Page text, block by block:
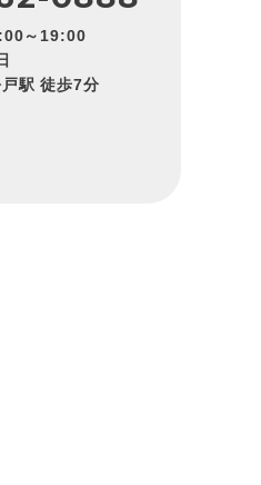
～19:00
駅 徒歩7分